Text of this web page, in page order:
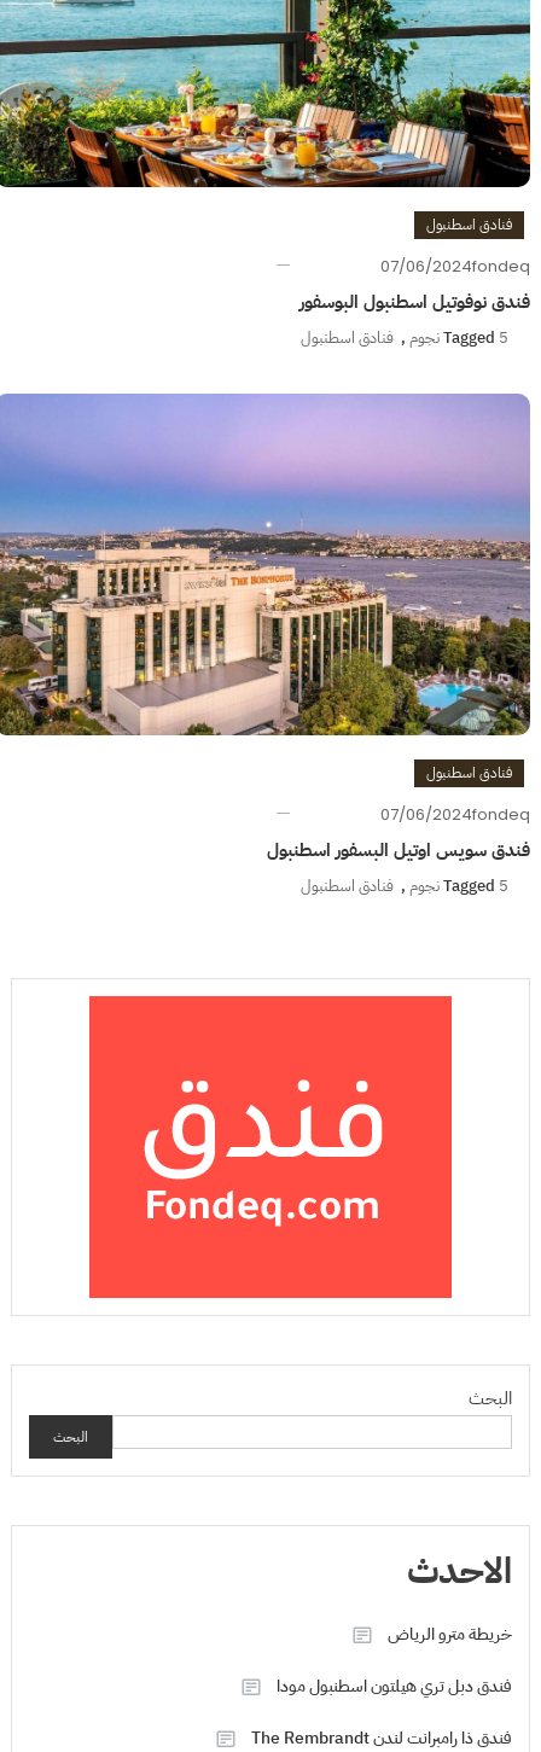
فنادق اسطنبول
07/06/2024fondeq
فندق نوفوتيل اسطنبول البوسفور
Tagged 5 نجوم , فنادق اسطنبول
فنادق اسطنبول
07/06/2024fondeq
فندق سويس اوتيل البسفور اسطنبول
Tagged 5 نجوم , فنادق اسطنبول
البحث
البحث
الاحدث
خريطة مترو الرياض
فندق دبل تري هيلتون اسطنبول مودا
فندق ذا رامبرانت لندن The Rembrandt